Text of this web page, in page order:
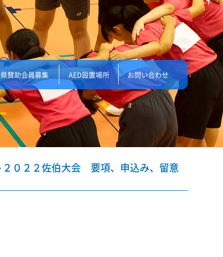
県賛助会員募集 AED設置場所 お問い合わせ
０２２佐伯大会 要項、申込み、留意